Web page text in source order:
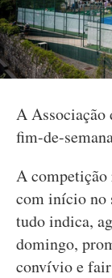
A Associação
fim-de-
A
com início no
tudo indica,
domingo,
convívio e